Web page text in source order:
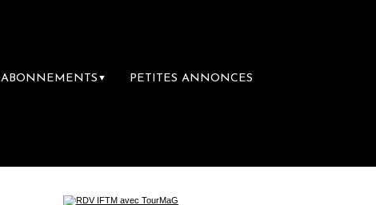
ABONNEMENTS ▼ PETITES ANNONCES